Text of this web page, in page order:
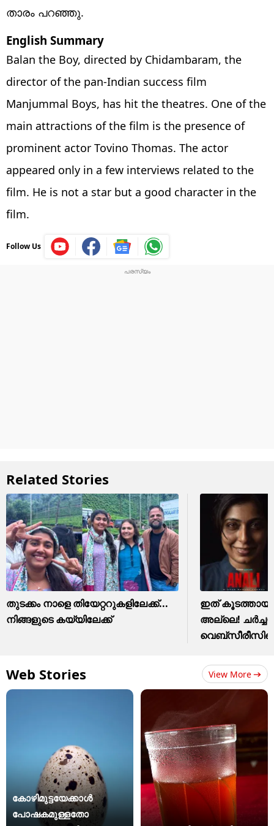
താരം പറഞ്ഞു.
English Summary
Balan the Boy, directed by Chidambaram, the
director of the pan-Indian success film
Manjummal Boys, has hit the theatres. One of the
main attractions of the film is the presence of
prominent actor Tovino Thomas. The actor
appeared only in a few interviews related to the
film. He is not a star but a good character in the
film.
Follow Us
Related Stories
തുടക്കം നാളെ തിയേറ്ററുകളിലേക്ക്...
നിങ്ങളുടെ കയ്യിലേക്ക്
ഇത് കൂടത്തായി
അല്ലെ!
Web Stories View More
കോഴിമുട്ടയേക്കാൾ
പോഷകമുള്ളതോ